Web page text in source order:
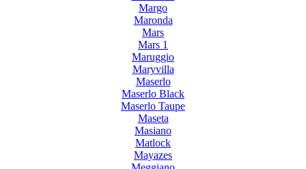
Margo
Maronda
Mars
Mars 1
Maruggio
Maryvilla
Maserlo
Maserlo Black
Maserlo Taupe
Maseta
Masiano
Matlock
Mayazes